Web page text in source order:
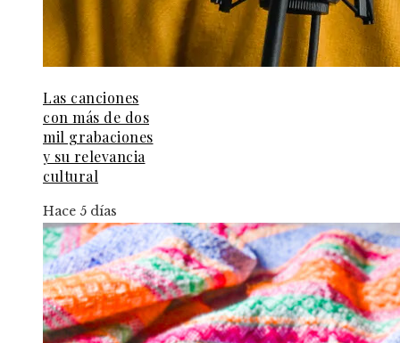
Las canciones
con más de dos
mil grabaciones
y su relevancia
cultural
Hace 5 días